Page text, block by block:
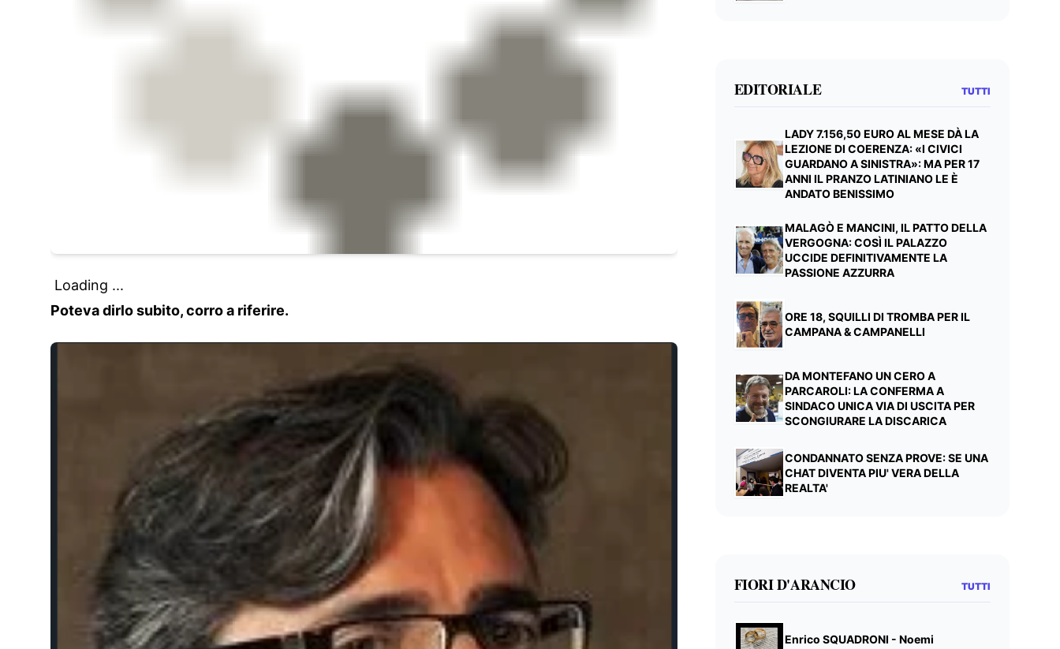
Loading ...
Poteva dirlo subito, corro a riferire.
EDITORIALE TUTTI
LADY 7.156,50 EURO AL MESE DÀ LA
LEZIONE DI COERENZA: «I CIVICI
GUARDANO A SINISTRA»: MA PER 17
ANNI IL PRANZO LATINIANO LE È
ANDATO BENISSIMO
MALAGÒ E MANCINI, IL PATTO DELLA
VERGOGNA: COSÌ IL PALAZZO
UCCIDE DEFINITIVAMENTE LA
PASSIONE AZZURRA
ORE 18, SQUILLI DI TROMBA PER IL
CAMPANA & CAMPANELLI
DA MONTEFANO UN CERO A
PARCAROLI: LA CONFERMA A
SINDACO UNICA VIA DI USCITA PER
SCONGIURARE LA DISCARICA
CONDANNATO SENZA PROVE: SE UNA
CHAT DIVENTA PIU' VERA DELLA
REALTA'
FIORI D'ARANCIO TUTTI
Enrico SQUADRONI - Noemi